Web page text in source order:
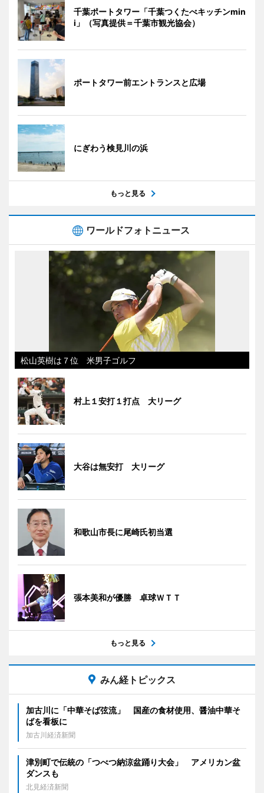
千葉ポートタワー「千葉つくたべキッチンmin
i」（写真提供＝千葉市観光協会）
ポートタワー前エントランスと広場
にぎわう検見川の浜
もっと見る
ワールドフォトニュース
松山英樹は７位 米男子ゴルフ
村上１安打１打点 大リーグ
大谷は無安打 大リーグ
和歌山市長に尾崎氏初当選
張本美和が優勝 卓球ＷＴＴ
もっと見る
みん経トピックス
加古川に「中華そば弦流」 国産の食材使用、醤油中華そ
ばを看板に
加古川経済新聞
津別町で伝統の「つべつ納涼盆踊り大会」 アメリカン盆
ダンスも
北見経済新聞